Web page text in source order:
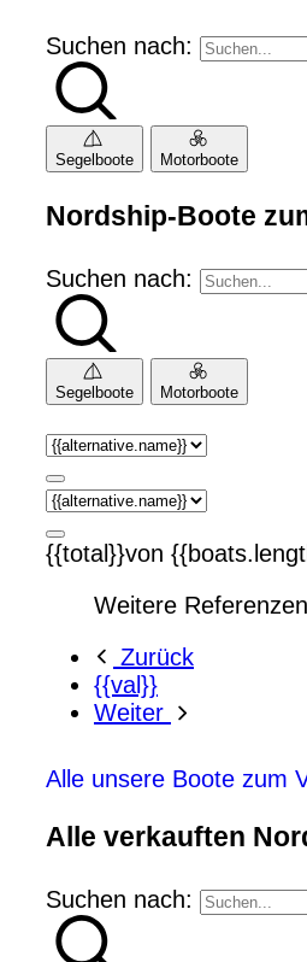
Suchen nach:
Segelboote Motorboote
Nordship-Boote
Suchen nach:
Segelboote Motorboote
{{total}}von
Weitere
Zurück
{{val}}
Weiter
Alle unsere Boote zum
Alle verkauften
Suchen nach: